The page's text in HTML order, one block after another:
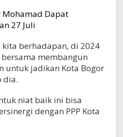
Mohamad Dapat
27 Juli
kita berhadapan, di 2024
membangun
untuk jadikan Kota Bogor
dia.
niat baik ini bisa
dengan PPP Kota